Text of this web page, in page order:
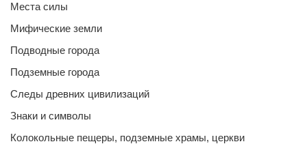
Места силы
Мифические земли
Подводные города
Подземные города
Следы древних цивилизаций
Знаки и символы
Колокольные пещеры, подземные храмы, церкви